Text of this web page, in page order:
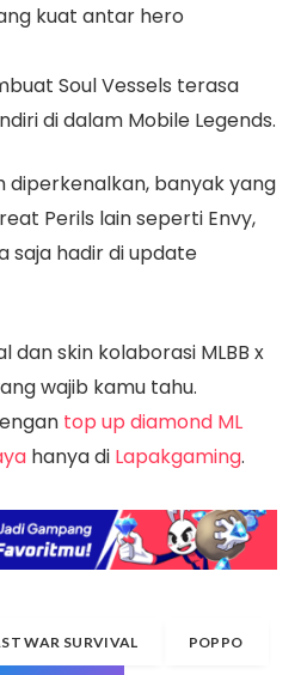
kuat antar hero
Soul Vessels terasa
di dalam Mobile Legends.
diperkenalkan, banyak yang
Perils lain seperti Envy,
saja hadir di update
dan skin kolaborasi MLBB x
wajib kamu tahu.
top up diamond ML
hanya di Lapakgaming.
WAR SURVIVAL POPPO